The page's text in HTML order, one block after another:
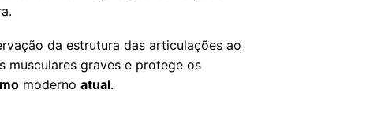
da estrutura das articulações ao
musculares graves e protege os
moderno atual.